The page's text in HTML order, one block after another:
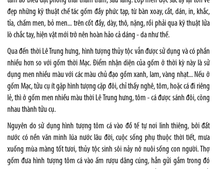
đẹp những kỹ thuật chế tác gốm đầy phức tạp, từ bàn xoay, cắt, dán, in, khắc,
tỉa, chấm men, bỏ men... trên cốt đầy, dày, thô, nặng, rồi phải qua kỹ thuật lửa
lò chắc tay, hiện vật mới trở nên hoàn hảo cả dáng - da như thế.
Qua đến thời Lê Trung hưng, hình tượng thủy tộc vẫn được sử dụng và có phần
nhiều hơn so với gốm thời Mạc. Điểm nhận diện của gốm ở thời kỳ này là sử
dụng men nhiều màu với các màu chủ đạo gồm xanh, lam, vàng nhạt... Nếu ở
gốm Mạc, tửu cụ ít gặp hình tượng cặp đôi, chỉ thấy nghê, tôm, hoặc cá đi riêng
lẻ, thì ở gốm men nhiều màu thời Lê Trung hưng, tôm - cá được sánh đôi, cõng
nhau thành tửu cụ.
Nguyên do sử dụng hình tượng tôm cá vào đồ tế tự nơi linh thiêng, bởi đất
nước có nền văn minh lúa nước lâu đời, cuộc sống phụ thuộc thời tiết, mưa
xuống mùa màng tốt tươi, thủy tộc sinh sôi nảy nở nuôi sống con người. Thợ
gốm đưa hình tượng tôm cá vào ấm rượu dâng cúng, hẳn gửi gắm trong đó